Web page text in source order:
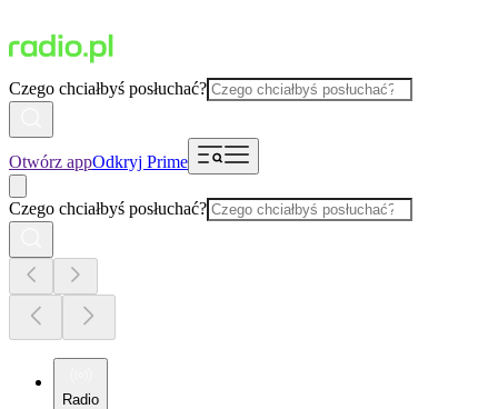
Czego chciałbyś posłuchać?
Otwórz appOdkryj Prime
Czego chciałbyś posłuchać?
Radio